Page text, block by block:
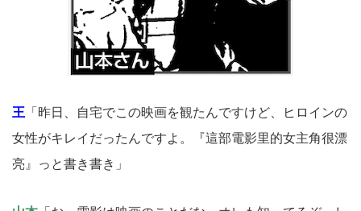
王 「昨日、自宅でこの映画を観たんですけど、ヒロインの
女性がキレイだったんですよ。『這部電影里的女主角很漂
亮』っと書き書き」